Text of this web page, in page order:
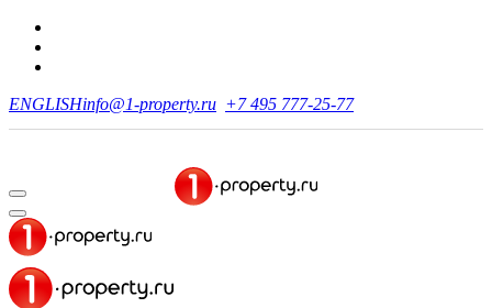
ENGLISHinfo@1-property.ru +7 495 777-25-77